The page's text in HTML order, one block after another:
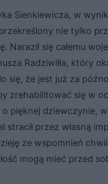
Sienkiewicza, w
nie tylko
Naraził się całemu
Radziwiłła, który
się, że jest już za
zrehabilitować się w
pięknej dziewczynie,
przez własną
ze wspomnień
mogą mieć przed